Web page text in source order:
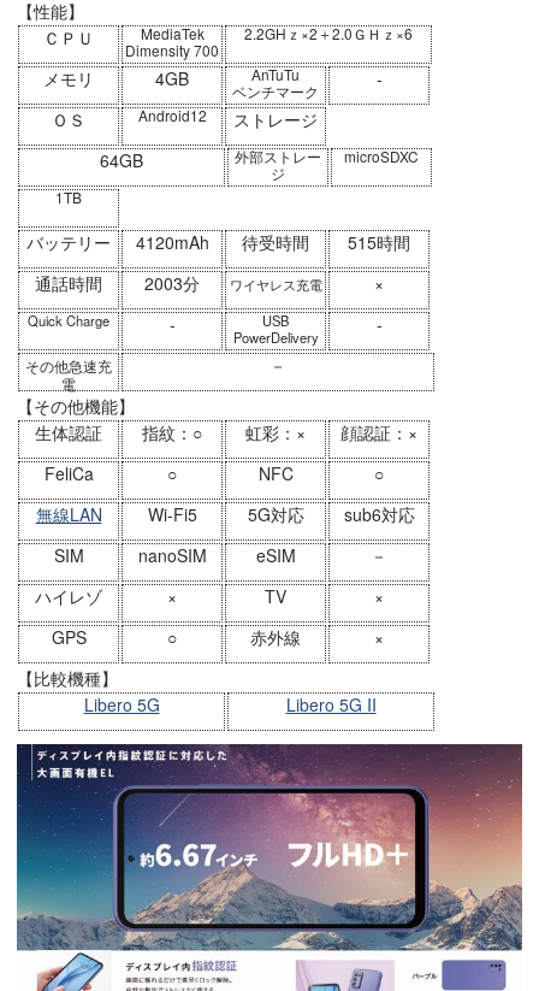
【性能】
ＣＰＵ
MediaTek
Dimensity 700
2.2GHｚ×2＋2.0ＧＨｚ×6
メモリ 4GB
AnTuTu
ベンチマーク
-
ＯＳ
Android12
ストレージ
64GB
外部ストレー
ジ
microSDXC
1TB
バッテリー 4120mAh 待受時間
515時間
通話時間
2003分 ワイヤレス充電 ×
Quick Charge -
USB
PowerDelivery
-
その他急速充
電
－
【その他機能】
生体認証
指紋：○ 虹彩：×
顔認証：×
FeliCa
○ NFC
○
無線LAN
Wi-Fi5 5G対応
sub6対応
SIM
nanoSIM eSIM
－
ハイレゾ
× TV
×
GPS
○ 赤外線
×
【比較機種】
Libero 5G
Libero 5G II